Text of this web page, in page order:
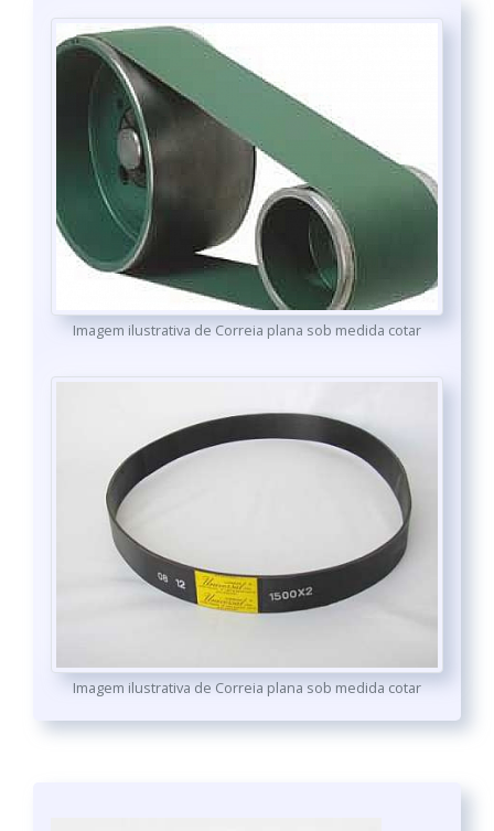
Imagem ilustrativa de Correia plana sob medida cotar
Imagem ilustrativa de Correia plana sob medida cotar